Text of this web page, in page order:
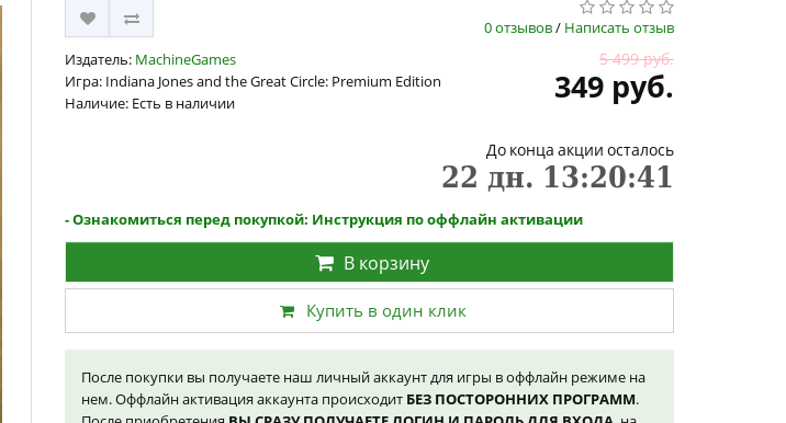
0 отзывов/ Написать отзыв
Издатель: MachineGames
Игра: Indiana Jones and the Great Circle: Premium Edition
Наличие: Есть в наличии
5 499 руб.
349 руб.
До конца акции осталось
22 дн. 13:20:40
- Ознакомиться перед покупкой: Инструкция по оффлайн активации
В корзину
Купить в один клик
После покупки вы получаете наш личный аккаунт для игры в оффлайн режиме на
нем. Оффлайн активация аккаунта происходит БЕЗ ПОСТОРОННИХ ПРОГРАММ.